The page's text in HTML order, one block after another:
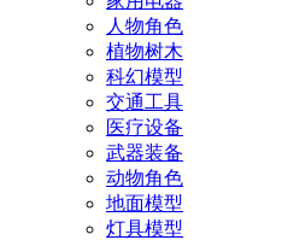
人物角色
植物树木
科幻模型
交通工具
医疗设备
武器装备
动物角色
地面模型
灯具模型